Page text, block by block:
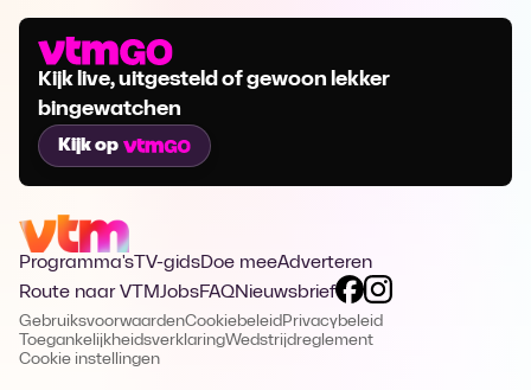
Kijk live, uitgesteld of gewoon lekker
bingewatchen
Kijk op
Programma's TV-gidsDoe meeAdverteren
Route naar VTMJobsFAQNieuwsbrief
GebruiksvoorwaardenCookiebeleid Privacybeleid
ToegankelijkheidsverklaringWedstrijdreglement
Cookie instellingen